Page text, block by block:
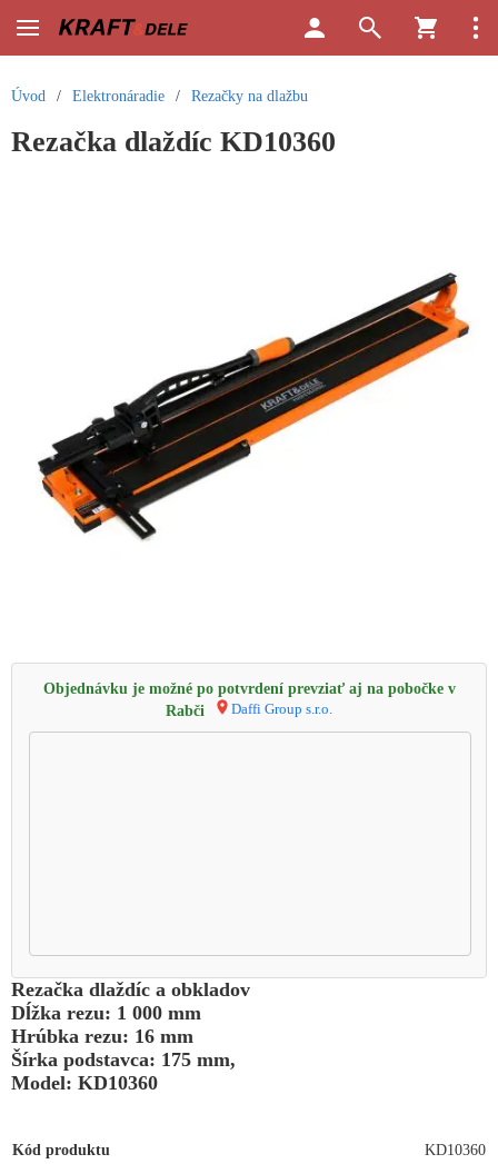
Úvod / Elektronáradie / Rezačky na dlažbu
Rezačka dlaždíc KD10360
Objednávku je možné po potvrdení prevziať aj na pobočke v
Rabči
Daffi Group s.r.o.
Rezačka dlaždíc a obkladov
Dĺžka rezu: 1 000 mm
Hrúbka rezu: 16 mm
Šírka podstavca: 175 mm,
Model: KD10360
Kód produktu
KD10360